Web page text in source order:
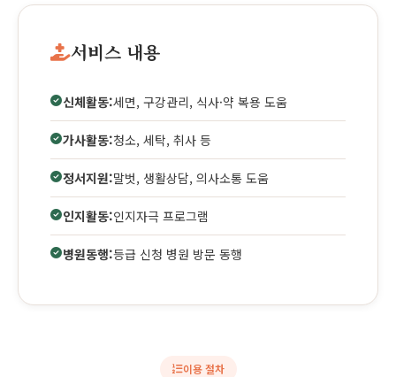
서비스 내용
신체활동:세면, 구강관리, 식사·약 복용 도움
가사활동:청소, 세탁, 취사 등
정서지원:말벗, 생활상담, 의사소통 도움
인지활동:인지자극 프로그램
병원동행:등급 신청 병원 방문 동행
이용 절차